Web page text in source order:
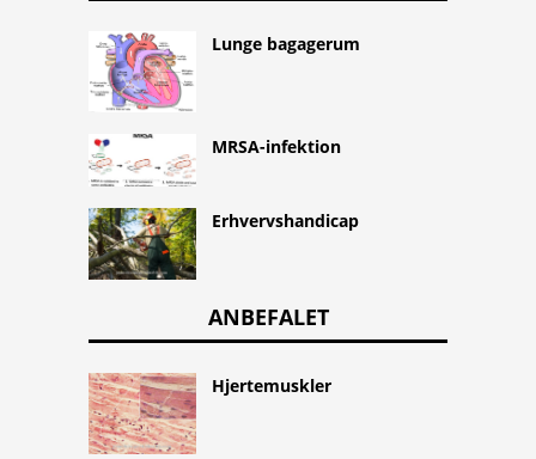
Lunge bagagerum
MRSA-infektion
Erhvervshandicap
ANBEFALET
Hjertemuskler